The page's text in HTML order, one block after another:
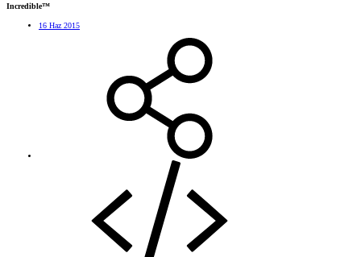
Incredible™
16 Haz 2015